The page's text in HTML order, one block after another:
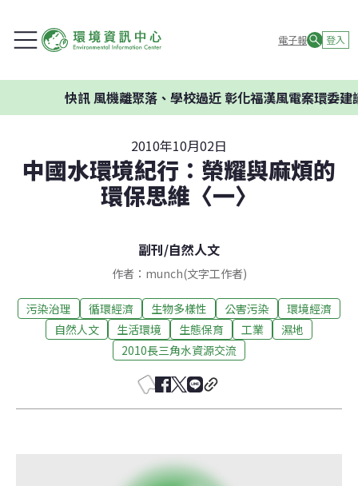
電子報 登入
風機離聚落、學校過近 彰化福漢風電案環委建議不應開發
2010年10月02日
中國水環境紀行：榮耀與麻煩的
環保思維〈一〉
副刊/自然人文
作者：munch(文字工作者)
污染治理 循環經濟 生物多樣性 公害污染
環境經濟
自然人文
生活環境 生態保育 工業
濕地
2010長三角水資源交流